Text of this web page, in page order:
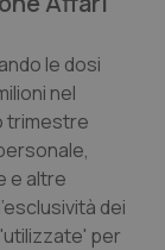
le dosi
nel
trimestre
e altre
dei
per